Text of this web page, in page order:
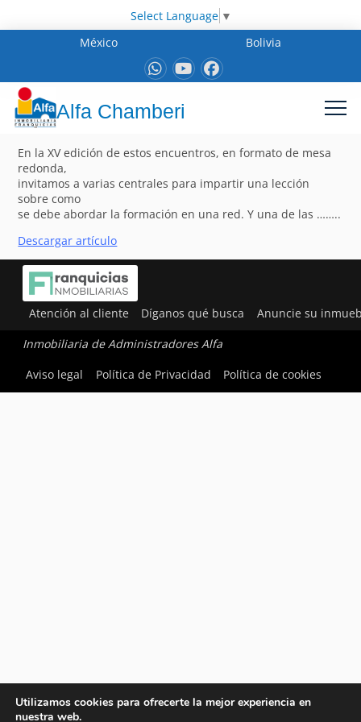
Select Language ▼
México
Bolivia
Alfa Chamberi
En la XV edición de estos encuentros, en formato de mesa
redonda,
invitamos a varias centrales para impartir una lección
sobre como
se debe abordar la formación en una red. Y una de las ……..
Descargar artículo
Atención al cliente Díganos qué busca Anuncie su
Inmobiliaria de Administradores Alfa
Aviso legal
Política de Privacidad Política de cookies
Utilizamos cookies para ofrecerte la mejor experiencia en
nuestra web.